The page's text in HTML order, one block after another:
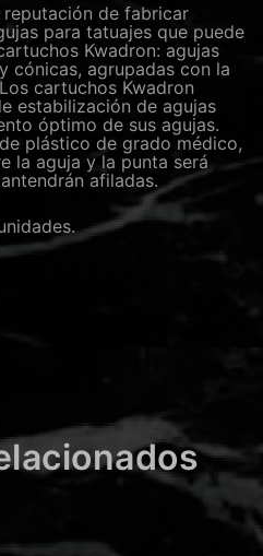
reputación de fabricar
para tatuajes que puede
Kwadron: agujas
cónicas, agrupadas con la
cartuchos Kwadron
estabilización de agujas
óptimo de sus agujas.
plástico de grado médico,
la aguja y la punta será
afiladas.